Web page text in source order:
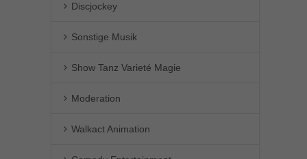
Discjockey
Sonstige Musik
Show Tanz Varieté Magie
Moderation
Walkact Animation